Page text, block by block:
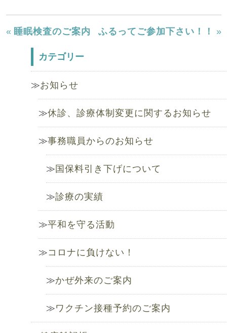
« 睡眠検査のご案内 ふるってご参加下さい！！ »
カテゴリー
お知らせ
休診、診療体制変更に関するお知らせ
事務職員からのお知らせ
国保料引き下げについて
診療の実績
平和を守る活動
コロナに負けない！
かぜ外来のご案内
ワクチン接種予約のご案内